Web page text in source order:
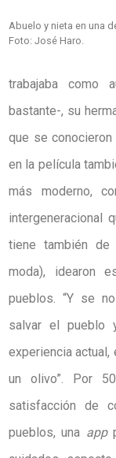
Abuelo y nieta en una
Foto: José Haro.
trabajaba como
bastante-, su
que se
en la película
más moderno,
intergeneracional
tiene también de
moda), idearon
pueblos. “Y se
salvar el pueblo
experiencia actual,
un olivo”. Por
satisfacción de
pueblos, una app